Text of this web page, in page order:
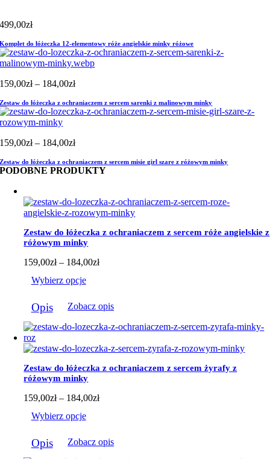
499,00zł
Komplet do łóżeczka 12-elementowy róże angielskie minky różowe
159,00zł – 184,00złZakres
od
159,00zł
Zestaw do łóżeczka z ochraniaczem z sercem sarenki z malinowym minky
159,00zł – 184,00złZakres
od
159,00zł
184,00zł
Zestaw do łóżeczka z ochraniaczem z sercem misie girl szare z różowym minky
PODOBNE PRODUKTY
Zestaw do łóżeczka z ochraniaczem z sercem róże angielskie z
różowym minky
159,00zł – 184,00złZakres
do
Wybierz opcje
produkt
ma
wiele
wariantów.
Opcje
można
wybrać
na
stronie
Opis Zobacz opis
Zestaw do łóżeczka z ochraniaczem z sercem żyrafy z
różowym minky
159,00zł – 184,00złZakres
do
Wybierz opcje
produkt
ma
Opis Zobacz opis